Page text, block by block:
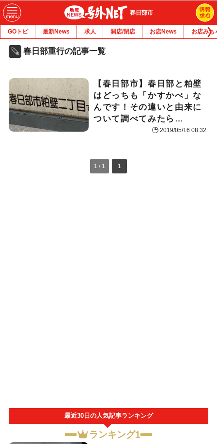
春日部市
GOトピ 最新News 求人 開店/閉店 お店News お店みち
春日部重行の記事一覧
【春日部市】春日部と粕壁
はどっちも「かすかべ」な
んです！その違いと由来に
ついて調べてみたら…
2019/05/16 08:32
1 / 1 1
最近30日の人気記事ランキング
ランキング1